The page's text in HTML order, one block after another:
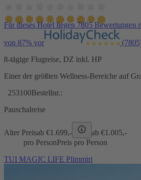
Für dieses Hotel liegen 7805 Bewertungen
von 87% vor
8-tägige Flugreise, DZ inkl. HP
Einer der größten Wellness-Bereiche auf
253100Bestellnr.:
Pauschalreise
Alter Preisab €1.699,- ab €1.005,-
pro PersonPreis pro Person
TUI MAGIC LIFE Plimmiri